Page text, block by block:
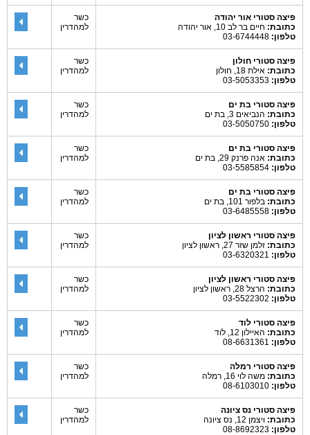
פיצה סטורי אור יהודה
כתובת: חיים בר לב 10, אור יהודה
טלפון:
כשר
למהדרין
פיצה סטורי חולון
כתובת: אילת 18, חולון
טלפון:
כשר
למהדרין
פיצה סטורי בת ים
כתובת: הנביאים 3, בת ים
טלפון:
כשר
למהדרין
פיצה סטורי בת ים
כתובת: אנה פרנק 29, בת ים
טלפון:
כשר
למהדרין
פיצה סטורי בת ים
כתובת: בלפור 101, בת ים
טלפון:
כשר
למהדרין
פיצה סטורי ראשון לציון
כתובת: זלמן שזר 27, ראשון לציון
טלפון:
כשר
למהדרין
פיצה סטורי ראשון לציון
כתובת: הרצל 28, ראשון לציון
טלפון:
כשר
למהדרין
פיצה סטורי לוד
כתובת: האיילון 12, לוד
טלפון:
כשר
למהדרין
פיצה סטורי רמלה
כתובת: משה לוי 16, רמלה
טלפון:
כשר
למהדרין
פיצה סטורי נס ציונה
כתובת: ויצמן 12, נס ציונה
טלפון:
כשר
למהדרין